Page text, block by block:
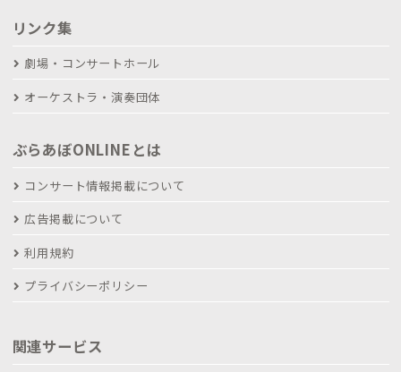
リンク集
劇場・コンサートホール
オーケストラ・演奏団体
ぶらあぼONLINEとは
コンサート情報掲載について
広告掲載について
利用規約
プライバシーポリシー
関連サービス